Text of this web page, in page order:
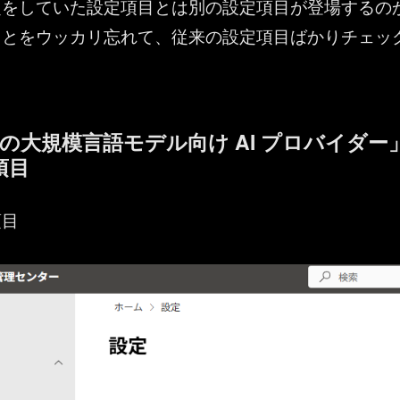
していた設定項目とは別の設定項目が登場するの
をウッカリ忘れて、従来の設定項目ばかりチェッ
大規模言語モデル向け AI プロバイダー
目